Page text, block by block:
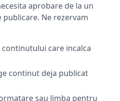
aprobare de la un
Ne rezervam
care incalca
continut deja publicat
sau limba pentru